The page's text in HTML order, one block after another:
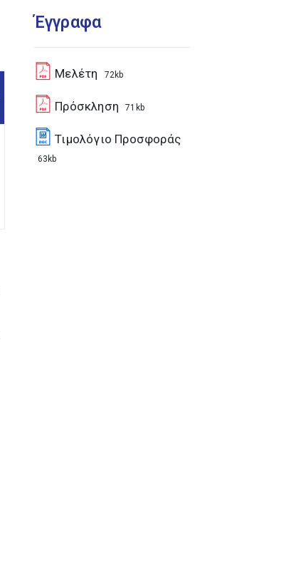
Έγγραφα
Μελέτη 72kb
Πρόσκληση 71kb
Τιμολόγιο Προσφοράς
63kb